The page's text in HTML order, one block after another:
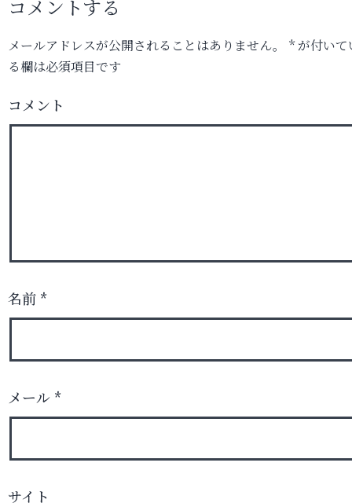
コメントする
メールアドレスが公開されることはありません。 *が付いて
る欄は必須項目です
コメント
名前 *
メール *
サイト